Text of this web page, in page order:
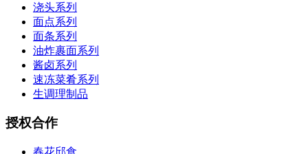
浇头系列
面点系列
面条系列
油炸裹面系列
酱卤系列
速冻菜肴系列
生调理制品
授权合作